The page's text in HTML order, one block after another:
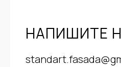
НАПИШИТЕ